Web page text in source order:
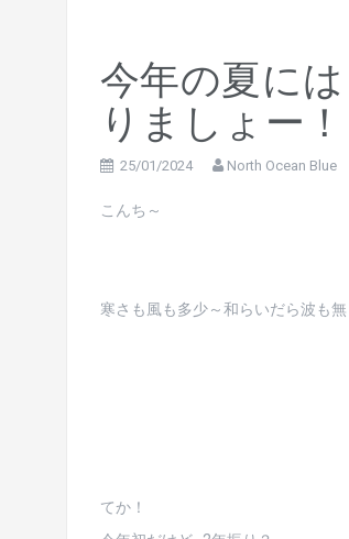
今年の夏に
りましょー！
25/01/2024 North Ocean Blue
こんち～
寒さも風も多少～和らいだら波も
てか！